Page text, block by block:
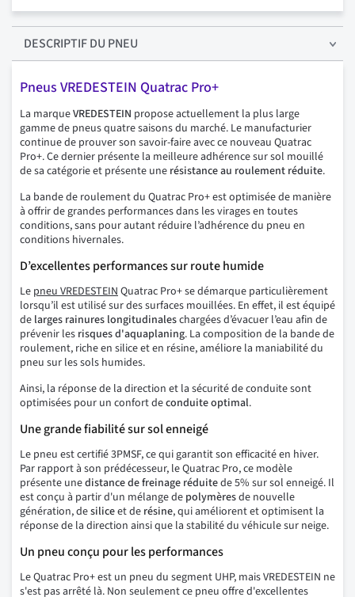
DESCRIPTIFDU PNEU
Pneus VREDESTEIN Quatrac Pro+
La marqueVREDESTEIN propose actuellement la plus large
gamme de pneus quatre saisons du marché. Le manufacturier
continue de prouver son savoir-faire avec ce nouveau Quatrac
Pro+. Ce dernier présente la meilleure adhérence sur sol mouillé
de sa catégorie et présente une résistance au roulement réduite.
La bande de roulement du Quatrac Pro+ est optimisée de manière
à offrir de grandes performances dans les virages en toutes
conditions, sans pour autant réduire l’adhérence du pneu en
conditions hivernales.
D’excellentes performances sur route humide
Le pneu VREDESTEINQuatrac Pro+ se démarque particulièrement
lorsqu’il est utilisé sur des surfaces mouillées. En effet, il est équipé
de larges rainures longitudinaleschargées d’évacuer l’eau afin de
prévenir les risquesd'aquaplaning. La composition de la bande de
roulement, riche en silice et en résine, améliore la maniabilité du
pneu sur les sols humides.
Ainsi, la réponse de la direction et la sécurité de conduite sont
optimisées pour un confort deconduite optimal.
Une grande fiabilité sur sol enneigé
Le pneu est certifié 3PMSF, ce qui garantit son efficacité en hiver.
Par rapport à son prédécesseur, le Quatrac Pro, ce modèle
présente unedistance de freinage réduitede 5% sur sol enneigé. Il
est conçu à partir d'un mélange de polymèresde nouvelle
génération, desiliceet de résine, qui améliorent et optimisent la
réponse de la direction ainsi que la stabilité du véhicule sur neige.
Un pneu conçu pour les performances
Le Quatrac Pro+ est un pneu du segment UHP, mais VREDESTEIN ne
s'est pas arrêté là. Non seulement ce pneu offre d'excellentes